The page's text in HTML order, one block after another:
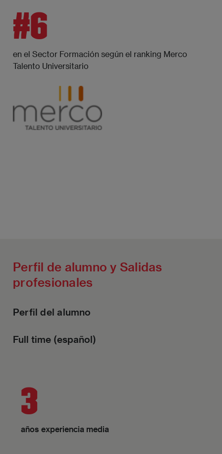
#6
en el Sector Formación según el ranking Merco
Talento Universitario
Perfil de alumno y Salidas
profesionales
Perfil del alumno
Full time (español)
3
años experiencia media